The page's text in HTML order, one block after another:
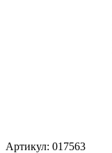
Артикул: 017563